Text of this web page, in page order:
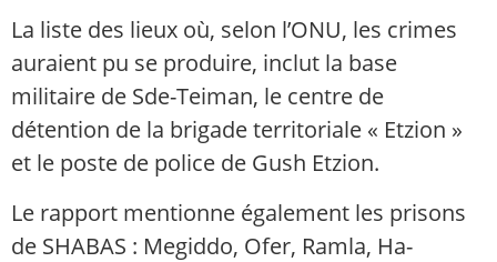
La liste des lieux où, selon l’ONU, les crimes
auraient pu se produire, inclut la base
militaire de Sde-Teiman, le centre de
détention de la brigade territoriale « Etzion »
et le poste de police de Gush Etzion.
Le rapport mentionne également les prisons
de SHABAS : Megiddo, Ofer, Ramla, Ha-